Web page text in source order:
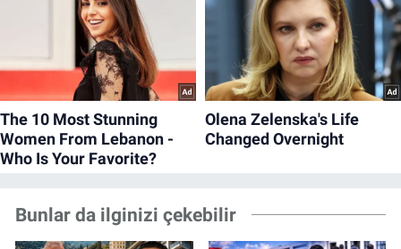
Bunlar da ilginizi çekebilir